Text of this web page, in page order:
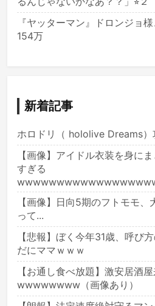
『ヤッターマン』ドロンジョ
154万
新着記事
ホロドリ（ hololive Dreams）
【画像】アイドル衣装を身に
すぎる
【画像】日向5期のフトモモ
って...
【悲報】ぼく今年31歳、呼び
だにママｗｗｗ
【お通し食べ放題】激安居酒
wwwwwwww（画像あり）